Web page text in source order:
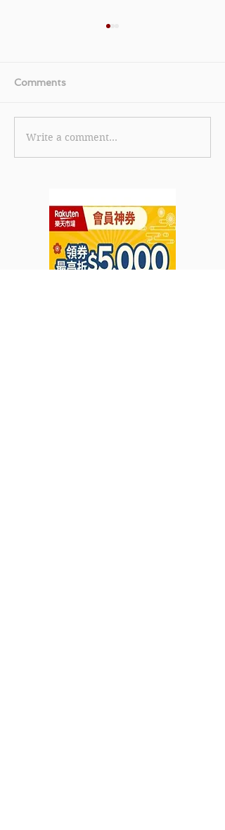
【美國運通白金卡優惠】
美國運通白金卡限時全新
贈 (優惠至2026年6月30
日)
Comments
Write a comment...